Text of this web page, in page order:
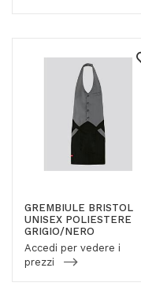
GREMBIULE BRISTOL
UNISEX POLIESTERE
GRIGIO/NERO
Accedi per vedere i
prezzi